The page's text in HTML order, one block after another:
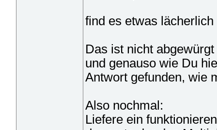
find es etwas
Das ist nicht
und genauso wie Du
Antwort gefunden, wie
Also nochmal:
Liefere ein